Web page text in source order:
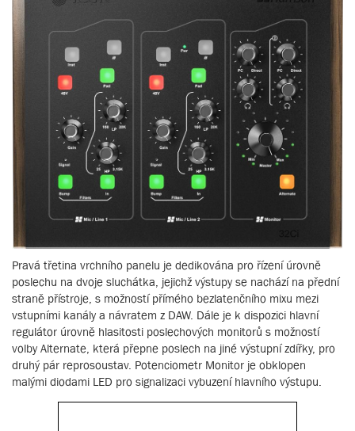
Pravá třetina vrchního panelu je dedikována pro řízení úrovně
poslechu na dvoje sluchátka, jejichž výstupy se nachází na přední
straně přístroje, s možností přímého bezlatenčního mixu mezi
vstupními kanály a návratem z DAW. Dále je k dispozici hlavní
regulátor úrovně hlasitosti poslechových monitorů s možností
volby Alternate, která přepne poslech na jiné výstupní zdířky, pro
druhý pár reprosoustav. Potenciometr Monitor je obklopen
malými diodami LED pro signalizaci vybuzení hlavního výstupu.